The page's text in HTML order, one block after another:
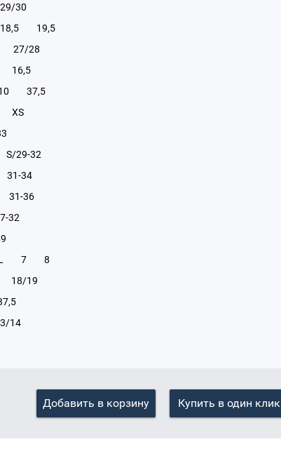
29/30
18,5
19,5
27/28
16,5
37,5
XS
S/29-32
31-34
31-36
32
7
8
18/19
14
Добавить в корзину Купить в один клик